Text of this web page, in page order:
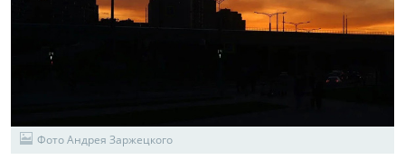
Фото Андрея Заржецкого